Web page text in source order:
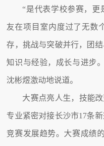
“是代表学校参赛，更
友在项目室内度过了无数
存，挑战与突破并行，团
知识与经验，成长与进步
沈彬煜激动地说道。
大赛点亮人生，技能
专业紧密对接长沙市17条
竞赛发展趋势。大赛成绩